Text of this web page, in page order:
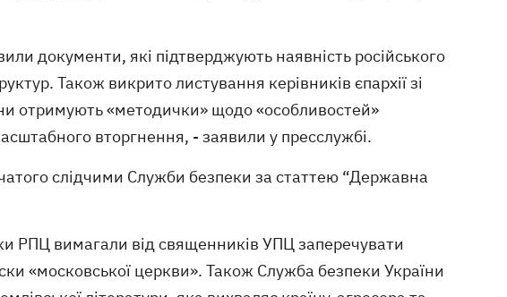
документи, які підтверджують наявність російського
Також викрито листування керівників єпархії зі
отримують «методички» щодо «особливостей»
вторгнення, - заявили у пресслужбі.
слідчими Служби безпеки за статтею “Державна
РПЦ вимагали від священників УПЦ заперечувати
«московської церкви». Також Служба безпеки України